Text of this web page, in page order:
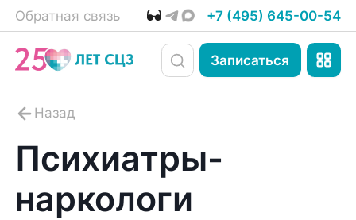
Обратная связь +7 (495) 645-00-54
Записаться
Психиатры-
наркологи